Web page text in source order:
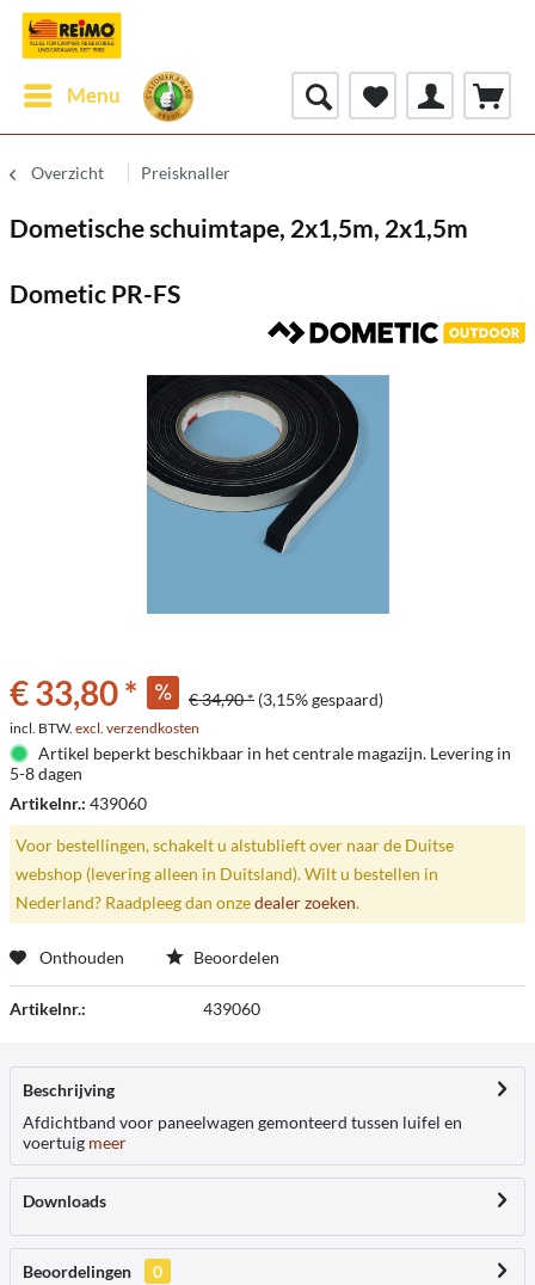
Menu
Overzicht Preisknaller
Dometische schuimtape, 2x1,5m, 2x1,5m
Dometic PR-FS
€ 33,80 * € 34,90 * (3,15% gespaard)
incl. BTW. excl. verzendkosten
Artikel beperkt beschikbaar in het centrale magazijn. Levering in
5-8 dagen
Artikelnr.: 439060
Voor bestellingen, schakelt u alstublieft over naar de Duitse
webshop (levering alleen in Duitsland). Wilt u bestellen in
Nederland? Raadpleeg dan onzedealer zoeken.
Onthouden Beoordelen
Artikelnr.: 439060
Beschrijving
Afdichtband voor paneelwagen gemonteerd tussen luifel en
voertuig meer
Downloads
Beoordelingen
0